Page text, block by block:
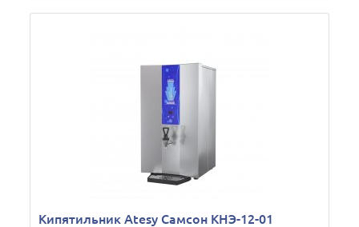
Кипятильник Atesy Самсон КНЭ-12-01